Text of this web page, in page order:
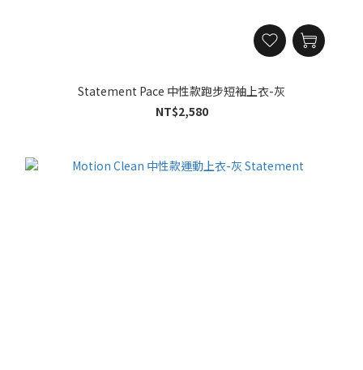
Statement Pace 中性款跑步短袖上衣-灰
NT$2,580